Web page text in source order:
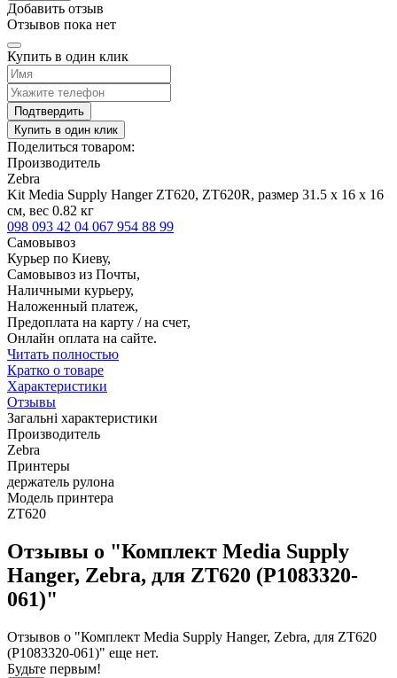
Добавить отзыв
Отзывов пока нет
Купить в один клик
Подтвердить
Купить в один клик
Поделиться товаром:
Производитель
Zebra
Kit Media Supply Hanger ZT620, ZT620R, размер 31.5 x 16 x 16
см, вес 0.82 кг
098 093 42 04 067 954 88 99
Самовывоз
Курьер по Киеву,
Самовывоз из Почты,
Наличными курьеру,
Наложенный платеж,
Предоплата на карту / на счет,
Онлайн оплата на сайте.
Читать полностью
Кратко о товаре
Характеристики
Отзывы
Загальні характеристики
Производитель
Zebra
Принтеры
держатель рулона
Модель принтера
ZT620
Отзывы о "Комплект Media Supply
Hanger, Zebra, для ZT620 (P1083320-
061)"
Отзывов о "Комплект Media Supply Hanger, Zebra, для ZT620
(P1083320-061)" еще нет.
Будьте первым!